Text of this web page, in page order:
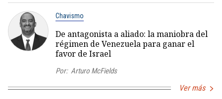
Chavismo
De antagonista a aliado: la maniobra del
régimen de Venezuela para ganar el
favor de Israel
Por: Arturo McFields
Ver más